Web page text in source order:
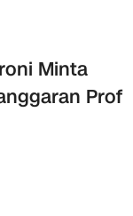
Minta
Prof